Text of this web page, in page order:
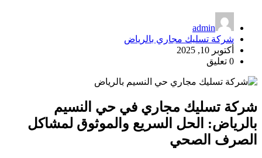
admin
شركة تسليك مجاري بالرياض
أكتوبر 10, 2025
0 تعليق
شركة تسليك مجاري في حي النسيم
بالرياض: الحل السريع والموثوق لمشاكل
الصرف الصحي